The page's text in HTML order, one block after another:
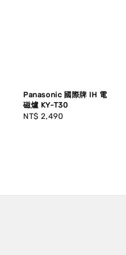
Panasonic 國際牌 IH 電
磁爐 KY-T30
Regular
NT$ 2,490